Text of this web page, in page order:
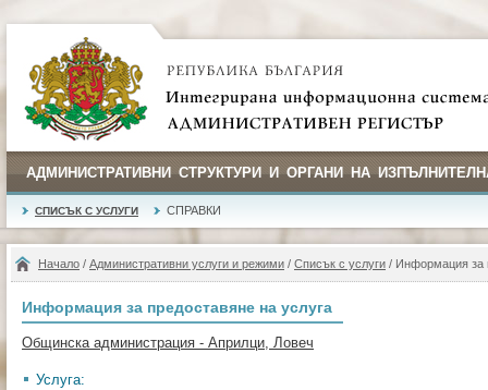
АДМИНИСТРАТИВНИ СТРУКТУРИ И ОРГАНИ НА
СПИСЪК С УСЛУГИ СПРАВКИ
Начало / Административни услуги и режими / Списък с услуги / Информация за
Информация за предоставяне на услуга
Общинска администрация - Априлци, Ловеч
Услуга: